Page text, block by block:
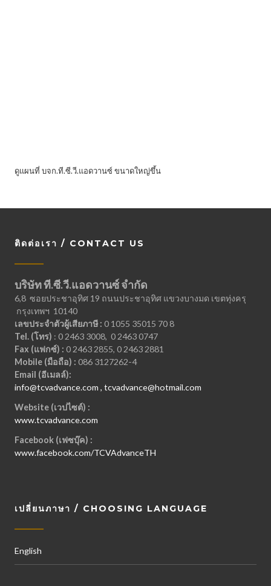
ดูแผนที่ บจก.ที.ซี.วี.แอดวานซ์ ขนาดใหญ่ขึ้น
ติดต่อเรา / CONTACT US
บริษัท ที.ซี.วี.แอดวานซ์ จำกัด
6,8 ซอยประชาอุทิศ 19 ถนนประชาอุทิศ แขวงบางมด เขตทุ่งครุ
กรุงเทพฯ 10140
เลขประจำตัวผู้เสียภาษี : 0 1055 35015 70 8
Tel. (โทร) : 0 2463 3008, 0 2463 0747
Fax (แฟกซ์) : 0 2463 2855, 0 2463 2881
Mobile (มือถือ) : 086 3127262-4
Email (อีเมลล์):
info@tcvadvance.com , tcvadvance@hotmail.com
Website (เวปไซต์) :
www.tcvadvance.com
Facebook (เฟซบุ๊ค) :
www.facebook.com/TCVAdvanceTH
เปลี่ยนภาษา / CHOOSING LANGUAGE
English